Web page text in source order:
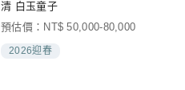
清 白玉童子
預估價：NT$ 50,000-80,000
2026迎春